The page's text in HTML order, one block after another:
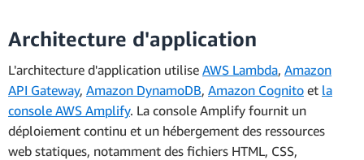
Architecture d'application
L'architecture d'application utilise AWS Lambda, Amazon
API Gateway, Amazon DynamoDB, Amazon Cognito et la
console AWS Amplify. La console Amplify fournit un
déploiement continu et un hébergement des ressources
web statiques, notamment des fichiers HTML, CSS,